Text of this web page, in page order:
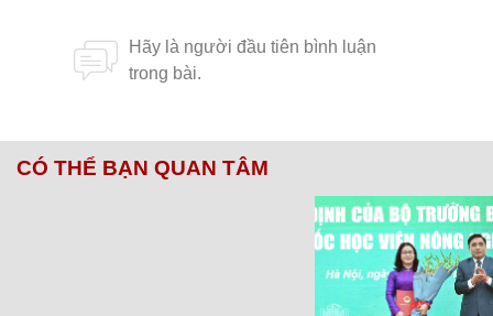
CÓ THỂ BẠN QUAN TÂM